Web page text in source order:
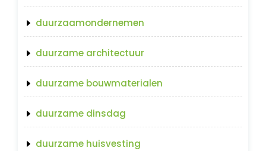
duurzaamondernemen
duurzame architectuur
duurzame bouwmaterialen
duurzame dinsdag
duurzame huisvesting